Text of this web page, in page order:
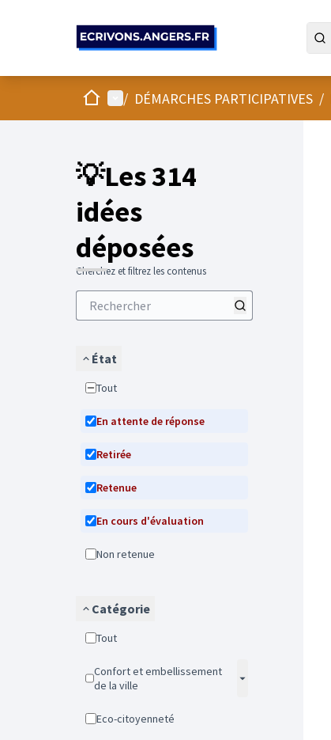
AccueilMenu principal
/ DÉMARCHES PARTICIPATIVES /
💡Les 314
idées
déposées
Cherchez et filtrez les contenus
État
Tout
En attente de réponse
Retirée
Retenue
En cours d'évaluation
Non retenue
Catégorie
Tout
Confort et embellissement
de la ville
Eco-citoyenneté